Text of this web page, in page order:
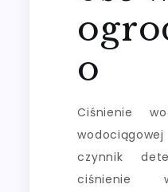
o
Ciśnienie
czynnik
ciśnienie